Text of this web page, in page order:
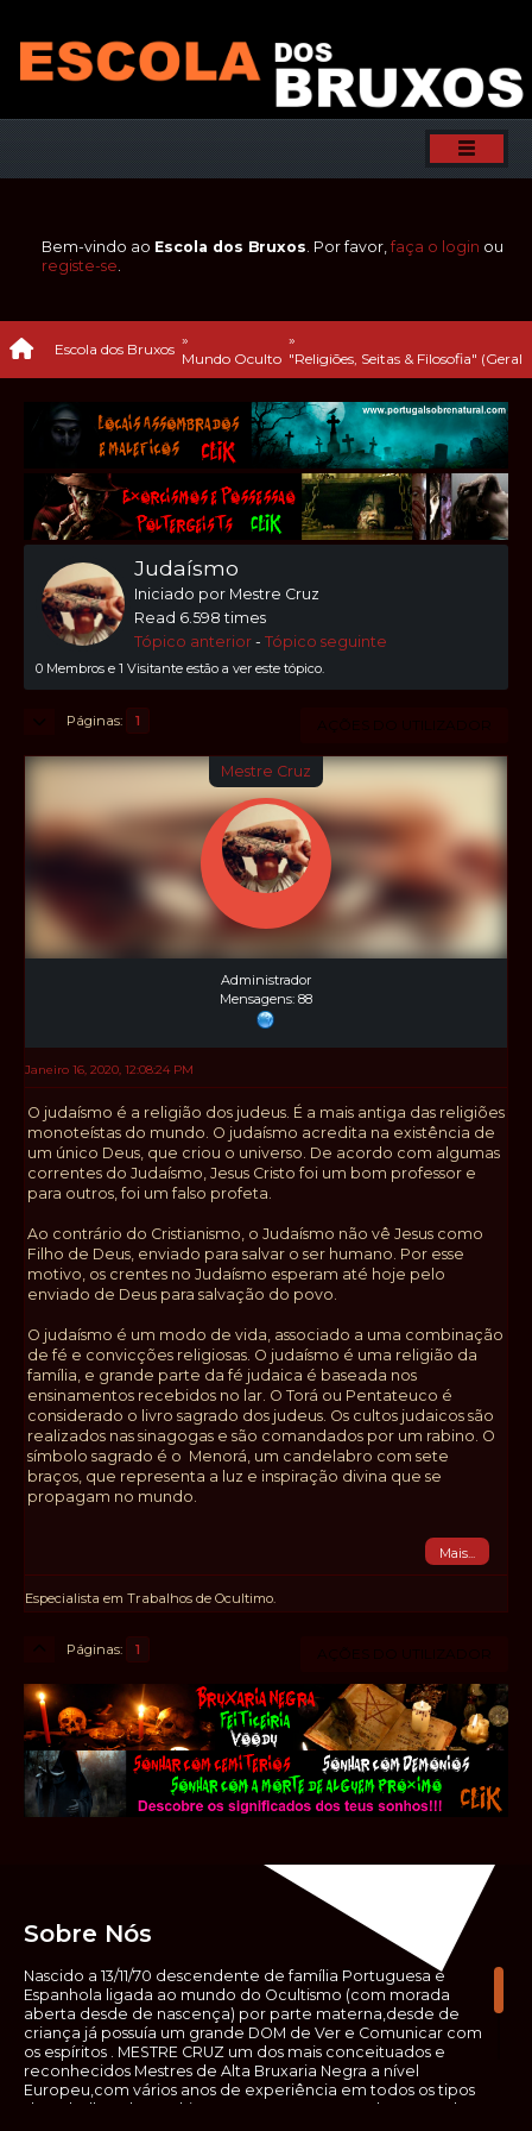
Bem-vindo ao Escola dos Bruxos. Por favor, faça o login ou
registe-se.
Escola dos Bruxos
»
Mundo Oculto
»
"Religiões, Seitas & Filosofia" (Geral)
Judaísmo
Iniciado por Mestre Cruz
Read 6.598 times
Tópico anterior - Tópico seguinte
0 Membros e 1 Visitante estão a ver este tópico.
Páginas 1 AÇÕES DO UTILIZADOR
Mestre Cruz
Administrador
Mensagens: 88
Janeiro 16, 2020, 12:08:24 PM
O judaísmo é a religião dos judeus. É a mais antiga das religiões
monoteístas do mundo. O judaísmo acredita na existência de
um único Deus, que criou o universo. De acordo com algumas
correntes do Judaísmo, Jesus Cristo foi um bom professor e
para outros, foi um falso profeta.
Ao contrário do Cristianismo, o Judaísmo não vê Jesus como
Filho de Deus, enviado para salvar o ser humano. Por esse
motivo, os crentes no Judaísmo esperam até hoje pelo
enviado de Deus para salvação do povo.
O judaísmo é um modo de vida, associado a uma combinação
de fé e convicções religiosas. O judaísmo é uma religião da
família, e grande parte da fé judaica é baseada nos
ensinamentos recebidos no lar. O Torá ou Pentateuco é
considerado o livro sagrado dos judeus. Os cultos judaicos são
realizados nas sinagogas e são comandados por um rabino. O
símbolo sagrado é o Menorá, um candelabro com sete
braços, que representa a luz e inspiração divina que se
propagam no mundo.
Mais...
Especialista em Trabalhos de Ocultimo.
Páginas 1 AÇÕES DO UTILIZADOR
Sobre Nós
Nascido a 13/11/70 descendente de família Portuguesa e
Espanhola ligada ao mundo do Ocultismo (com morada
aberta desde de nascença) por parte materna,desde de
criança já possuía um grande DOM de Ver e Comunicar com
os espíritos . MESTRE CRUZ um dos mais conceituados e
reconhecidos Mestres de Alta Bruxaria Negra a nível
Europeu,com vários anos de experiência em todos os tipos
de trabalhos de Ocultismo. Escreveu os seus saberes ocultos